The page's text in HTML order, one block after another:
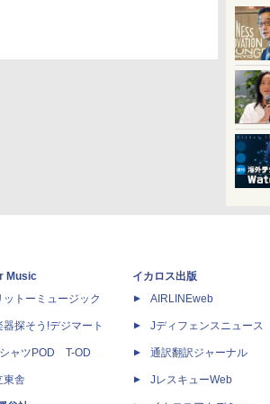
Music
ットーミュージック
器探そう!デジマート
ャツPOD T-OD
東舎
イカロス出版
AIRLINEweb
Jディフェンスニュース
通訳翻訳ジャーナル
JレスキューWeb